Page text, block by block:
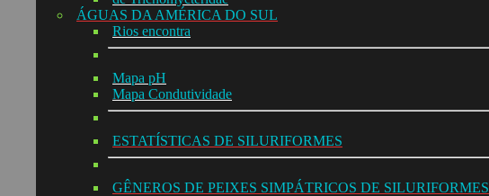
ÁGUAS DA AMÉRICA DO SUL
Rios encontra
Mapa pH
Mapa Condutividade
ESTATÍSTICAS DE SILURIFORMES
GÊNEROS DE PEIXES SIMPÁTRICOS DE SILURIFORMES